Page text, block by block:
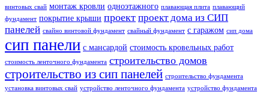
винтовых свай монтаж кровли одноэтажного плавающая плита плавающий
фундамент покрытие крыши проект проект дома из СИП
панелей свайно винтовой фундамент свайный фундамент с гаражом сип дома
сип панели с мансардой стоимость кровельных работ
стоимость ленточного фундамента строительство домов
строительство из сип панелей строительство фундамента
установка винтовых свай устройство ленточного фундамента устройство фундамента